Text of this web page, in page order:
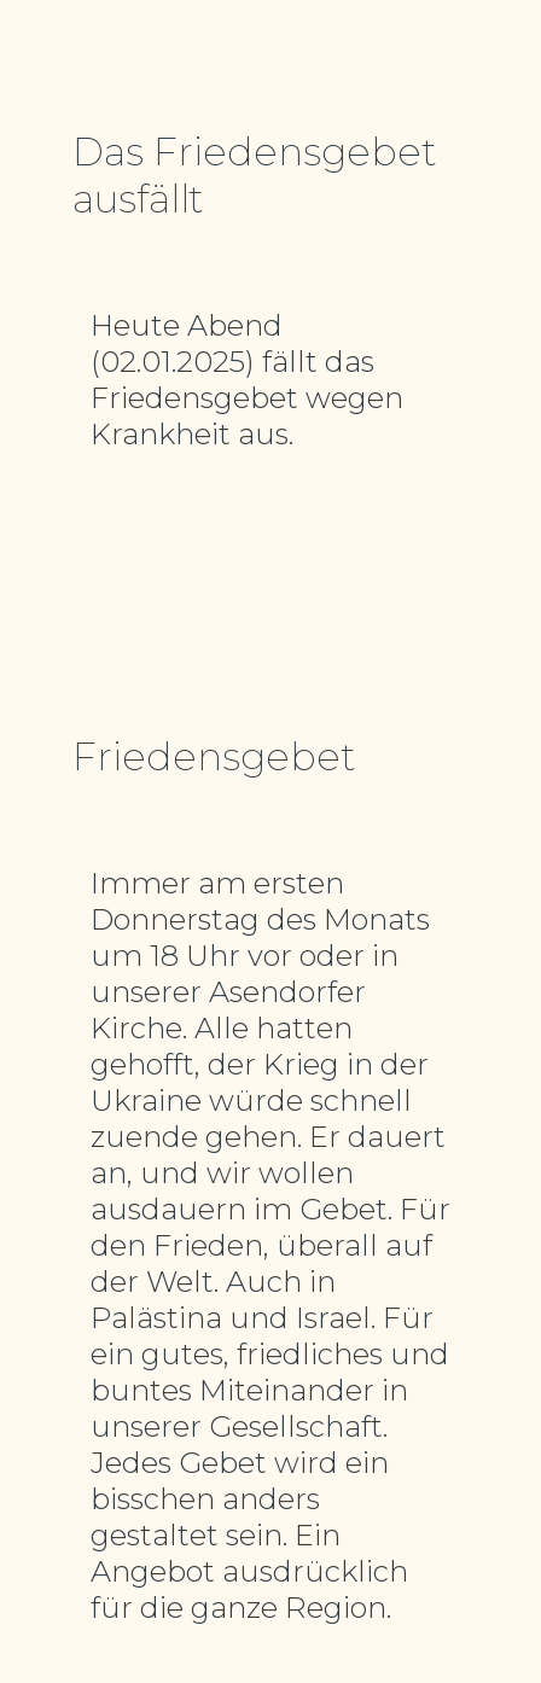
Das Friedensgebet
ausfällt
Heute Abend
(02.01.2025) fällt das
Friedensgebet wegen
Krankheit aus.
Friedensgebet
Immer am ersten
Donnerstag des Monats
um 18 Uhr vor oder in
unserer Asendorfer
Kirche. Alle hatten
gehofft, der Krieg in der
Ukraine würde schnell
zuende gehen. Er dauert
an, und wir wollen
ausdauern im Gebet. Für
den Frieden, überall auf
der Welt. Auch in
Palästina und Israel. Für
ein gutes, friedliches und
buntes Miteinander in
unserer Gesellschaft.
Jedes Gebet wird ein
bisschen anders
gestaltet sein. Ein
Angebot ausdrücklich
für die ganze Region.